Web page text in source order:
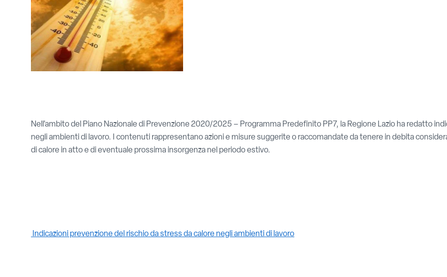
Nell’ambito del Piano Nazionale di Prevenzione 2020/2025 – Programma Predefinito PP7, la Regione Lazio ha redatto
negli ambienti di lavoro. I contenuti rappresentano azioni e misure suggerite o raccomandate da tenere in debita
di calore in atto e di eventuale prossima insorgenza nel periodo estivo.
Indicazioni prevenzione del rischio da stress da calore negli ambienti di lavoro